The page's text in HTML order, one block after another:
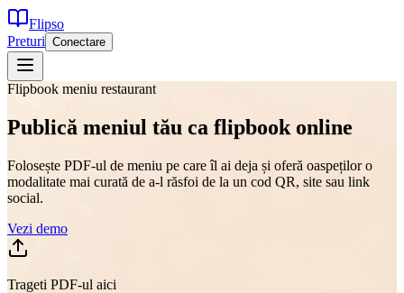
Flipso
Preturi Conectare
Flipbook meniu restaurant
Publică meniul tău ca flipbook online
Folosește PDF-ul de meniu pe care îl ai deja și oferă oaspeților o
modalitate mai curată de a-l răsfoi de la un cod QR, site sau link
social.
Vezi demo
Trageti PDF-ul aici